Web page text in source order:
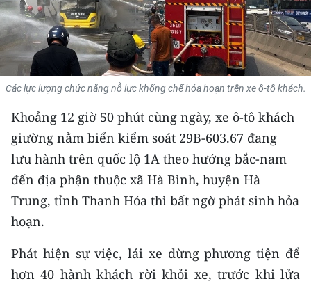
KHOA HỌC - CÔNG NGHỆ
MÔI TRƯỜNG
BẠN ĐỌC
KIỂM CHỨNG THÔNG TIN
TRI THỨC CHUYÊN SÂU
54 DÂN TỘC VIỆT NAM
CHƯƠNG TRÌNH OCOP - MỖI XÃ
MỘT SẢN PHẨM
RADIO
Các lực lượng chức năng nỗ lực khống chế hỏa hoạn trên xe ô-tô khách.
Khoảng 12 giờ 50 phút cùng ngày, xe ô-tô khách
giường nằm biển kiểm soát 29B-603.67 đang
lưu hành trên quốc lộ 1A theo hướng bắc-nam
đến địa phận thuộc xã Hà Bình, huyện Hà
Trung, tỉnh Thanh Hóa thì bất ngờ phát sinh hỏa
hoạn.
Phát hiện sự việc, lái xe dừng phương tiện để
hơn 40 hành khách rời khỏi xe, trước khi lửa